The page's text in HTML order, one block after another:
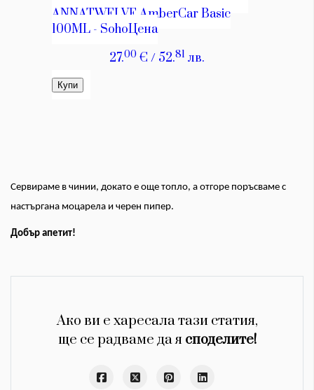
Сервираме в чинии, докато е още топло, а отгоре поръсваме с
настъргана моцарела и черен пипер.
Добър апетит!
Ако ви е харесала тази статия,
ще се радваме да я споделите!